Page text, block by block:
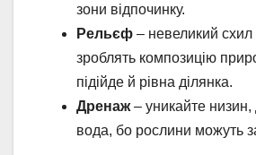
зони відпочинку.
Рельєф – невеликий схил
зроблять композицію
підійде й рівна ділянка.
Дренаж– уникайте низин,
вода, бо рослини можуть